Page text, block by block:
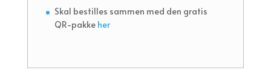
Skal bestilles sammen med den gratis
QR-pakke her